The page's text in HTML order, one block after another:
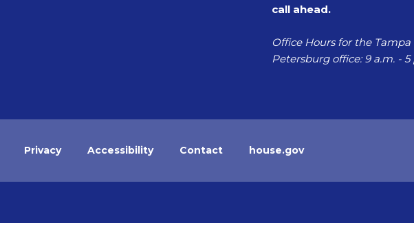
call ahead.
Office Hours for the Tampa
Petersburg office: 9 a.m. - 5
Privacy Accessibility Contact house.gov